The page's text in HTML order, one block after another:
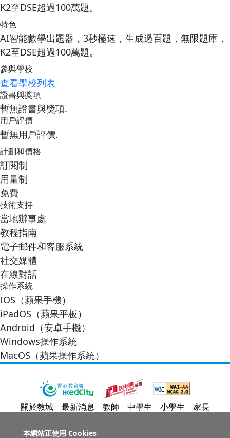
K2至DSE超過100萬題。
特色
AI智能數學出題器，3秒極速，生成過百題，無限題庫，
K2至DSE超過100萬題。
參與學校
查看學校列表
證書與獎項
暫無證書與獎項.
用戶評價
暫無用戶評價.
計劃和價格
訂閱制
用量制
免費
技術支持
當地辦事處
教程指南
電子郵件和客服系統
社交媒體
在線對話
操作系統
IOS（蘋果手機）
iPadOS（蘋果平板）
Android（安卓手機）
Windows操作系統
MacOS（蘋果操作系統）
關於教城 最新消息 教師 中學生 小學生
家長
本網站正使用 Cookies